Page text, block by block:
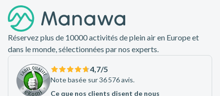
Réservez plus de 10000 activités de plein air en Europe et
dans le monde, sélectionnées par nos experts.
4,7/5
Note basée sur 36 576 avis.
Ce que nos clients disent de nous